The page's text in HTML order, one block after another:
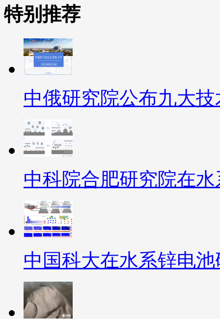
特别推荐
中俄研究院公布九大
中科院合肥研究院在
中国科大在水系锌电